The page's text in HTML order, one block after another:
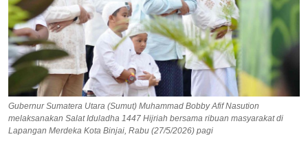
Gubernur Sumatera Utara (Sumut) Muhammad Bobby Afif Nasution
melaksanakan Salat Iduladha 1447 Hijriah bersama ribuan masyarakat di
Lapangan Merdeka Kota Binjai, Rabu (27/5/2026) pagi